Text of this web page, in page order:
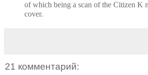
of which being a scan of the Citizen K
cover.
21 комментарий: